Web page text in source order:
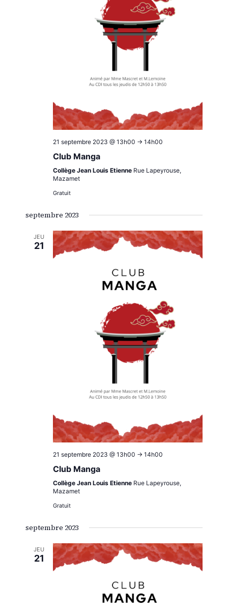
21 septembre 2023 @ 13h00 -> 14h00
Club Manga
Collège Jean Louis Etienne Rue Lapeyrouse,
Mazamet
Gratuit
septembre 2023
JEU
21
21 septembre 2023 @ 13h00 -> 14h00
Club Manga
Collège Jean Louis Etienne Rue Lapeyrouse,
Mazamet
Gratuit
septembre 2023
JEU
21